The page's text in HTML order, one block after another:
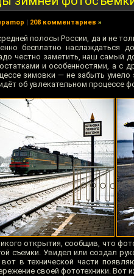
| 208 комментариев »
полосы России, да и не
бесплатно наслаждаться
честно заметить, наш самый
и особенностями, а с
зимовки — не забыть
об увлекательном процессе
открытия, сообщив, что
съемки. Увидел или создал
в технической части
своей фототехники. Вот